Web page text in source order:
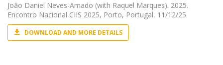
João Daniel Neves-Amado (with Raquel Marques). 2025.
Encontro Nacional CIIS 2025, Porto, Portugal, 11/12/25
DOWNLOAD AND MORE DETAILS